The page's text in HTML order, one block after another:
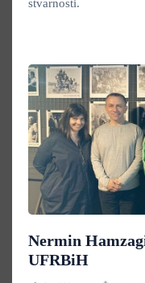
stvarnosti.
Nermin
UFRBiH